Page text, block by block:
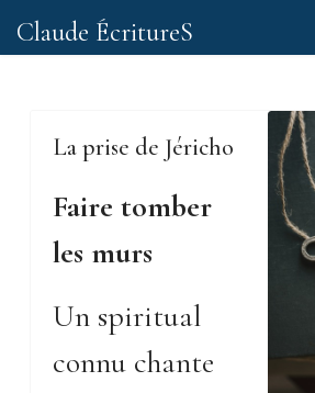
Claude ÉcritureS
La prise de Jéricho
Faire tomber
les murs
Un spiritual
connu chante